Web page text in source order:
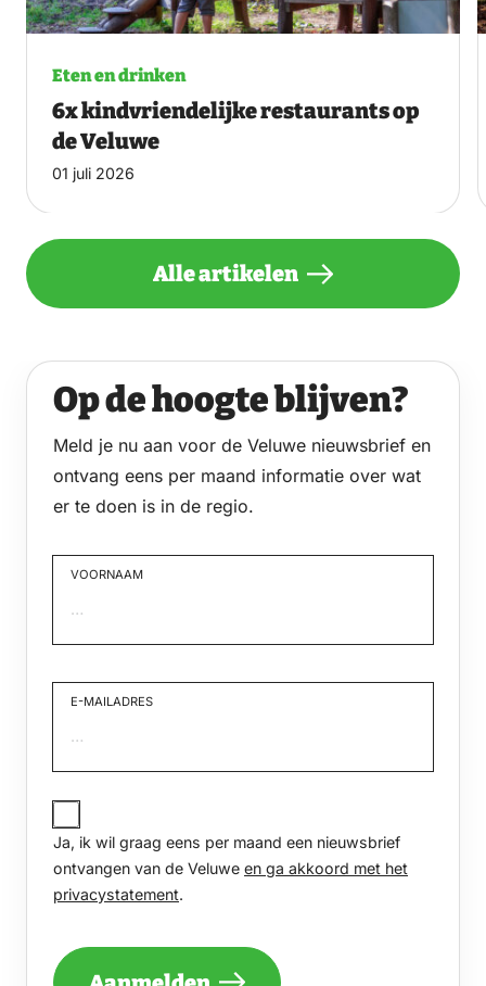
Eten en drinken
6x kindvriendelijke restaurants op
de Veluwe
01 juli 2026
Alle artikelen
Op de hoogte blijven?
Meld je nu aan voor de Veluwe nieuwsbrief en
ontvang eens per maand informatie over wat
er te doen is in de regio.
VOORNAAM
E-MAILADRES
JA,
IK
WIL
GRAAG
PER
EEN
Ja, ik wil graag eens per maand een nieuwsbrief
ontvangen van de Veluwe en ga akkoord met het
privacystatement.